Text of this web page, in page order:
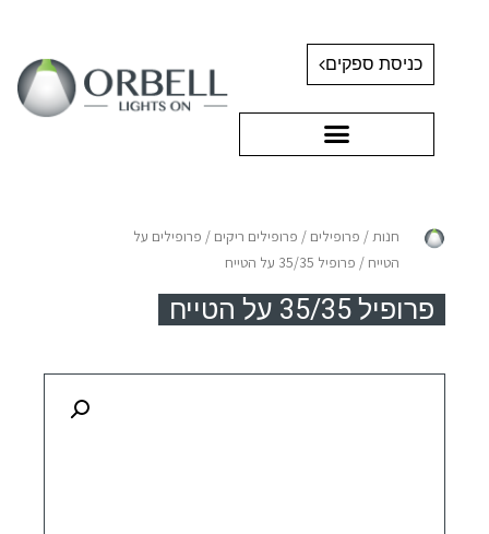
כניסת ספקים
חנות / פרופילים / פרופילים ריקים / פרופילים על
הטייח / פרופיל 35/35 על הטייח
פרופיל 35/35 על הטייח